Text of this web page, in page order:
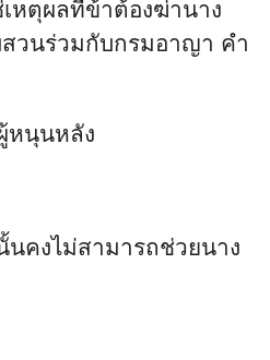
หตุผลที่ข้าต้องฆ่านาง
สวนร่วมกับกรมอาญา คำ
หนุนหลัง
นคงไม่สามารถช่วยนาง